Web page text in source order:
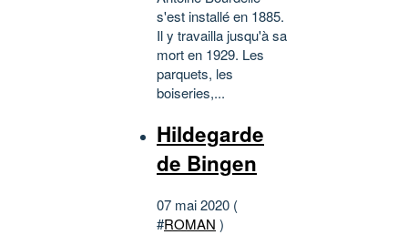
s'est installé en 1885.
Il y travailla jusqu'à sa
mort en 1929. Les
parquets, les
boiseries,...
Hildegarde
de Bingen
07 mai 2020 (
#ROMAN )